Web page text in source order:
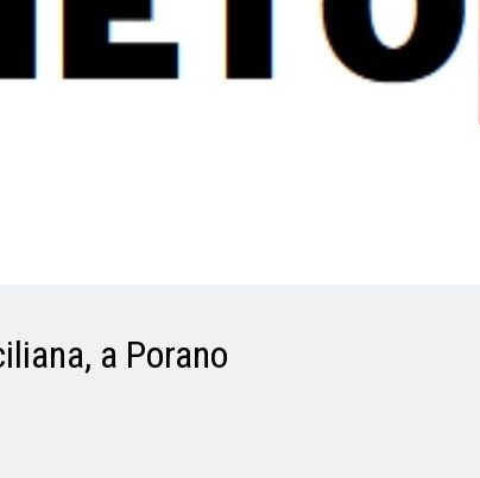
a Porano